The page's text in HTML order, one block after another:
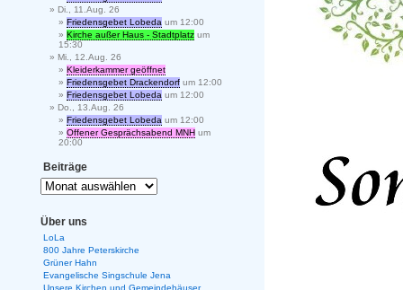
Di., 11.Aug. 26
Friedensgebet Lobeda um 12:00
Kirche außer Haus - Stadtplatz um
15:30
Mi., 12.Aug. 26
Kleiderkammer geöffnet
Friedensgebet Drackendorf um 12:00
Friedensgebet Lobeda um 12:00
Do., 13.Aug. 26
Friedensgebet Lobeda um 12:00
Offener Gesprächsabend MNH um
20:00
Beiträge
Über uns
LoLa
800 Jahre Peterskirche
Grüner Hahn
Evangelische Singschule Jena
Unsere Kirchen und Gemeindehäuser